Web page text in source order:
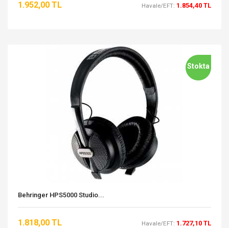
1.952,00 TL Havale/EFT: 1.854,40 TL
Stokta
Behringer HPS5000 Studio...
1.818,00 TL Havale/EFT: 1.727,10 TL